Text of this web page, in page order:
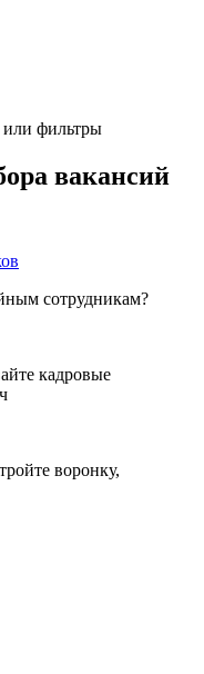
или фильтры
вакансий
сотрудникам?
кадровые
воронку,